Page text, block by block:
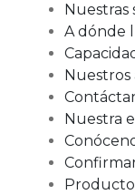
Nuestras
A dónde
Nuestros
Nuestra